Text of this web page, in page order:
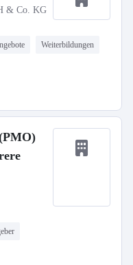
& Co. KG
Weiterbildungen